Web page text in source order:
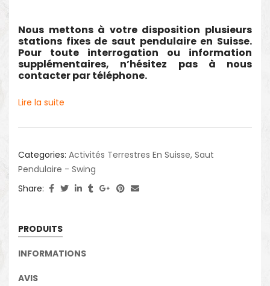
Nous mettons à votre disposition plusieurs
stations fixes de saut pendulaire en Suisse.
Pour toute interrogation ou information
supplémentaires, n’hésitez pas à nous
contacter par téléphone.
Lire la suite
Categories: Activités Terrestres En Suisse, Saut
Pendulaire - Swing
Share:
PRODUITS
INFORMATIONS
AVIS